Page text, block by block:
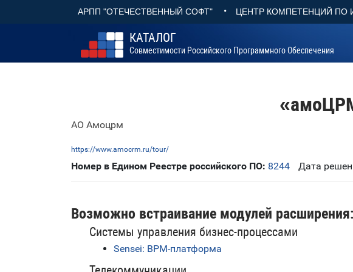
АРПП "ОТЕЧЕСТВЕННЫЙ СОФТ" • ЦЕНТР КОМПЕТЕНЦИЙ ПО
КАТАЛОГ
Совместимости Российского Программного Обеспечения
АО Амоцрм
https://www.amocrm.ru/tour/
Номер в Едином Реестре российского ПО: 8244 Дата
Возможно встраивание модулей расширения:
Системы управления бизнес-процессами
Sensei: BPM-платформа